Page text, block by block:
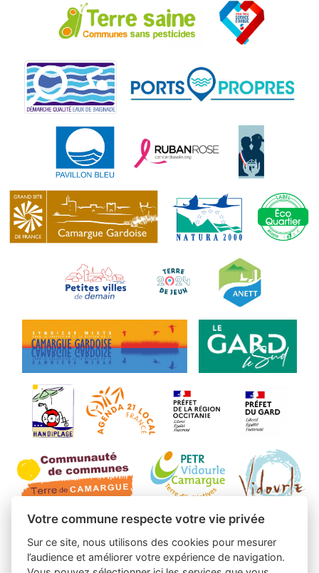
Votre commune respecte votre vie privée
Sur ce site, nous utilisons des cookies pour mesurer
l’audience et améliorer votre expérience de navigation.